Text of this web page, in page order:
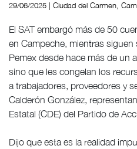
29/06/2025 | Ciudad del Carmen,
El SAT embargó más de 50
en Campeche, mientras
Pemex desde hace más de un
sino que les congelan los
a trabajadores, proveedores y
Calderón González,
Estatal (CDE) del Partido de
Dijo que esta es la realidad